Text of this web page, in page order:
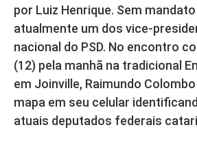
por Luiz Henrique. Sem
atualmente um dos vice-
nacional do PSD. No encontro
(12) pela manhã na tradicional
em Joinville, Raimundo
mapa em seu celular
atuais deputados federais